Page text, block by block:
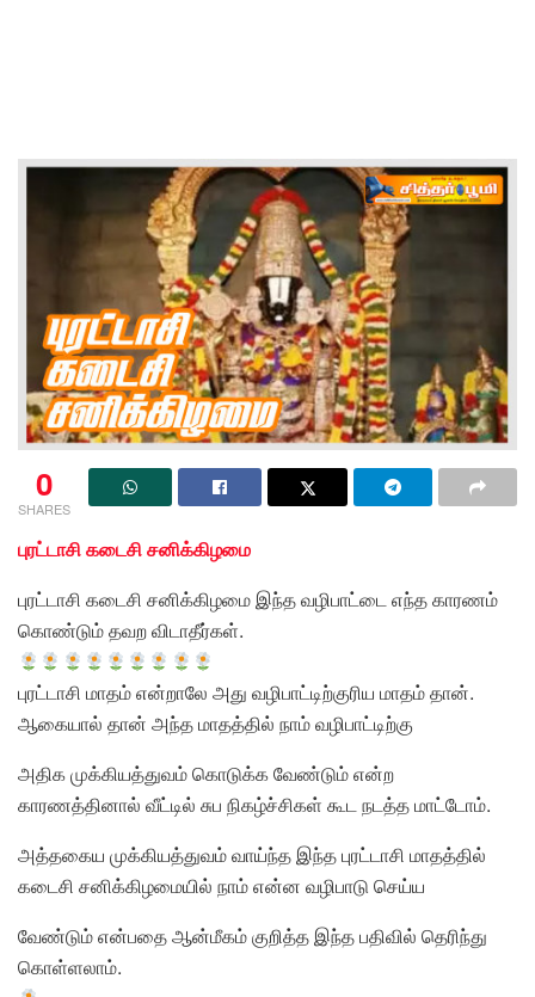
0
SHARES
புரட்டாசி கடைசி சனிக்கிழமை
புரட்டாசி கடைசி சனிக்கிழமை இந்த வழிபாட்டை எந்த காரணம்
கொண்டும் தவற விடாதீர்கள்.
புரட்டாசி மாதம் என்றாலே அது வழிபாட்டிற்குரிய மாதம் தான்.
ஆகையால் தான் அந்த மாதத்தில் நாம் வழிபாட்டிற்கு
அதிக முக்கியத்துவம் கொடுக்க வேண்டும் என்ற
காரணத்தினால் வீட்டில் சுப நிகழ்ச்சிகள் கூட நடத்த மாட்டோம்.
அத்தகைய முக்கியத்துவம் வாய்ந்த இந்த புரட்டாசி மாதத்தில்
கடைசி சனிக்கிழமையில் நாம் என்ன வழிபாடு செய்ய
வேண்டும் என்பதை ஆன்மீகம் குறித்த இந்த பதிவில் தெரிந்து
கொள்ளலாம்.